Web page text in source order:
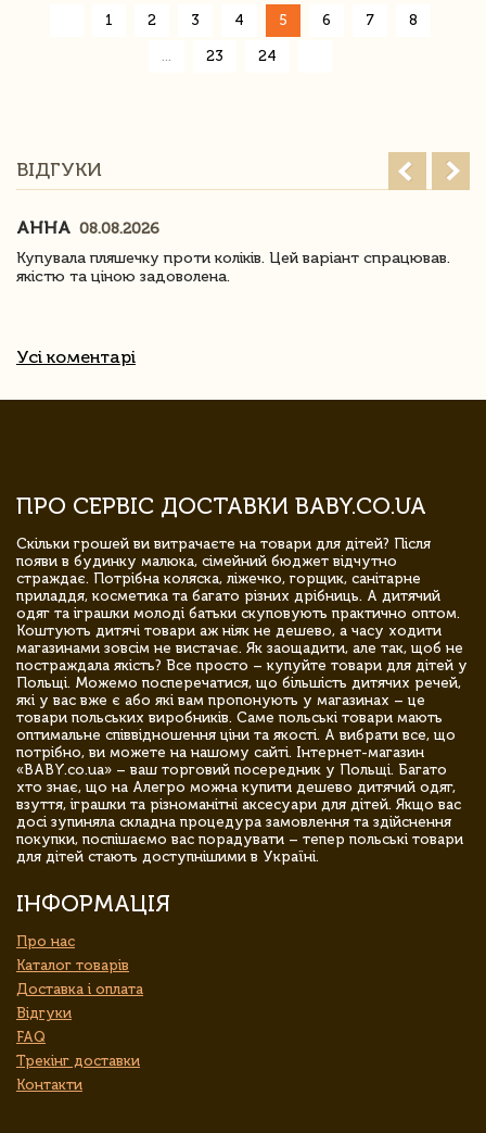
1 2 3 4 5 6 7 8
23 24
ВІДГУКИ
АННА 08.08.2026
Купувала пляшечку проти коліків. Цей варіант спрацював.
якістю та ціною задоволена.
Усі коментарі
ПРО СЕРВІС ДОСТАВКИ BABY.CO.UA
Скільки грошей ви витрачаєте на товари для дітей? Після
появи в будинку малюка, сімейний бюджет відчутно
страждає. Потрібна коляска, ліжечко, горщик, санітарне
приладдя, косметика та багато різних дрібниць. А дитячий
одяг та іграшки молоді батьки скуповують практично оптом.
Коштують дитячі товари аж ніяк не дешево, а часу ходити
магазинами зовсім не вистачає. Як заощадити, але так, щоб не
постраждала якість? Все просто – купуйте товари для дітей у
Польщі. Можемо посперечатися, що більшість дитячих речей,
які у вас вже є або які вам пропонують у магазинах – це
товари польських виробників. Саме польські товари мають
оптимальне співвідношення ціни та якості. А вибрати все, що
потрібно, ви можете на нашому сайті. Інтернет-магазин
«BABY.co.ua» – ваш торговий посередник у Польщі. Багато
хто знає, що на Алегро можна купити дешево дитячий одяг,
взуття, іграшки та різноманітні аксесуари для дітей. Якщо вас
досі зупиняла складна процедура замовлення та здійснення
покупки, поспішаємо вас порадувати – тепер польські товари
для дітей стають доступнішими в Україні.
ІНФОРМАЦІЯ
Про нас
Каталог товарів
Доставка і оплата
Відгуки
FAQ
Трекінг доставки
Контакти